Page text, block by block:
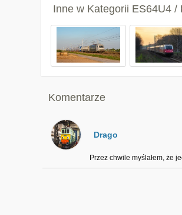
Inne w Kategorii ES64U4 /
Komentarze
Drago
Przez chwile myślałem, że